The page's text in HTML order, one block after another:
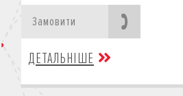
Замовити
ДЕТАЛЬНІШЕ